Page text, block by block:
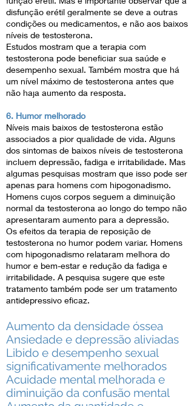
disfunção erétil geralmente se deve a outras
condições ou medicamentos, e não aos baixos
níveis de testosterona.
Estudos mostram que a terapia com
testosterona pode beneficiar sua saúde e
desempenho sexual. Também mostra que há
um nível máximo de testosterona antes que
não haja aumento da resposta.
6. Humor melhorado
Níveis mais baixos de testosterona estão
associados a pior qualidade de vida. Alguns
dos sintomas de baixos níveis de testosterona
incluem depressão, fadiga e irritabilidade. Mas
algumas pesquisas mostram que isso pode ser
apenas para homens com hipogonadismo.
Homens cujos corpos seguem a diminuição
normal da testosterona ao longo do tempo não
apresentaram aumento para a depressão.
Os efeitos da terapia de reposição de
testosterona no humor podem variar. Homens
com hipogonadismo relataram melhora do
humor e bem-estar e redução da fadiga e
irritabilidade. A pesquisa sugere que este
tratamento também pode ser um tratamento
antidepressivo eficaz.
Aumento da densidade óssea
Ansiedade e depressão aliviadas
Libido e desempenho sexual
significativamente melhorados
​Acuidade mental melhorada e
diminuição da confusão mental